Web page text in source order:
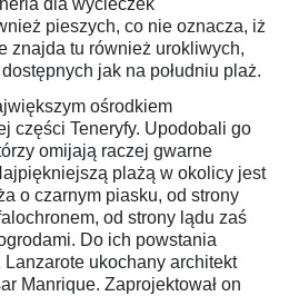
dla wycieczek
pieszych, co nie oznacza, iż
znajda tu również urokliwych,
jak na południu plaż.
ośrodkiem
części Teneryfy. Upodobali go
omijają raczej gwarne
plażą w okolicy jest
o czarnym piasku, od strony
od strony lądu zaś
Do ich powstania
Lanzarote ukochany architekt
Manrique. Zaprojektował on